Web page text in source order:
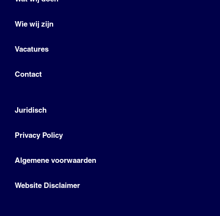
Wie wij zijn
Vacatures
Contact
Juridisch
Privacy Policy
Algemene voorwaarden
Website Disclaimer